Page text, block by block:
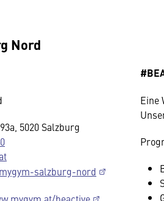
Nord
5020 Salzburg
salzburg-nord
Eine